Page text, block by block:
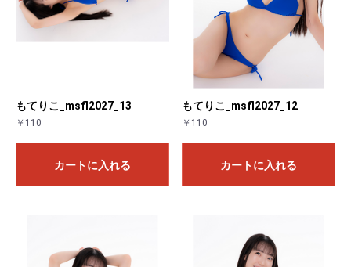
もてりこ_msfl2027_13
￥110
カートに入れる
もてりこ_msfl2027_12
￥110
カートに入れる